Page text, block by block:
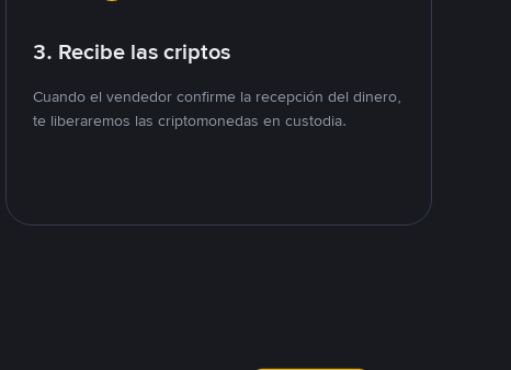
3. Recibe las criptos
Cuando el vendedor confirme la recepción del dinero,
te liberaremos las criptomonedas en custodia.